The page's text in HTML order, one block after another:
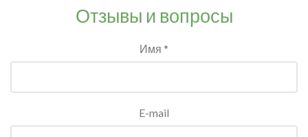
Отзывы и вопросы
Имя *
E-mail